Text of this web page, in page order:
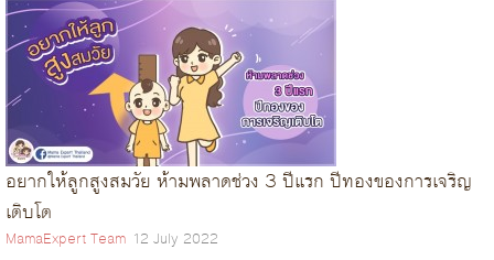
อยากให้ลูกสูงสมวัย ห้ามพลาดช่วง 3 ปีแรก ปีทองของการเจริญ
เติบโต
MamaExpert Team 12 July 2022